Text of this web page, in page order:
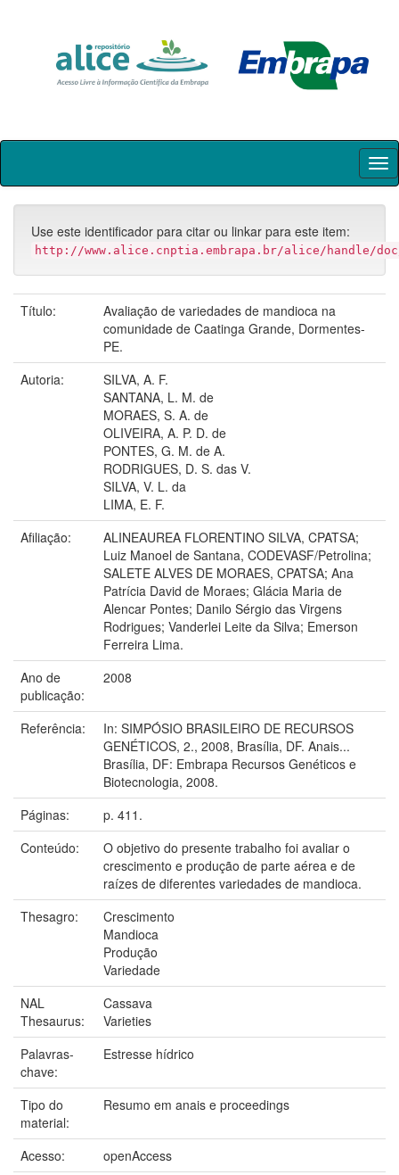
Skip
Use este identificador para citar ou linkar para este item:
http://www.alice.cnptia.embrapa.br/alice/handle/
Título:
Avaliação de variedades de mandioca na
comunidade de Caatinga Grande, Dormentes-
PE.
Autoria:
SILVA, A. F.
SANTANA, L. M. de
MORAES, S. A. de
OLIVEIRA, A. P. D. de
PONTES, G. M. de A.
RODRIGUES, D. S. das V.
SILVA, V. L. da
LIMA, E. F.
Afiliação:
ALINEAUREA FLORENTINO SILVA, CPATSA;
Luiz Manoel de Santana, CODEVASF/Petrolina;
SALETE ALVES DE MORAES, CPATSA; Ana
Patrícia David de Moraes; Glácia Maria de
Alencar Pontes; Danilo Sérgio das Virgens
Rodrigues; Vanderlei Leite da Silva; Emerson
Ferreira Lima.
Ano de
publicação:
2008
Referência:
In: SIMPÓSIO BRASILEIRO DE RECURSOS
GENÉTICOS, 2., 2008, Brasília, DF. Anais...
Brasília, DF: Embrapa Recursos Genéticos e
Biotecnologia, 2008.
Páginas:
p. 411.
Conteúdo:
O objetivo do presente trabalho foi avaliar o
crescimento e produção de parte aérea e de
raízes de diferentes variedades de mandioca.
Thesagro:
Crescimento
Mandioca
Produção
Variedade
NAL
Thesaurus:
Cassava
Varieties
Palavras-
chave:
Estresse hídrico
Tipo do
material:
Resumo em anais e proceedings
Acesso:
openAccess